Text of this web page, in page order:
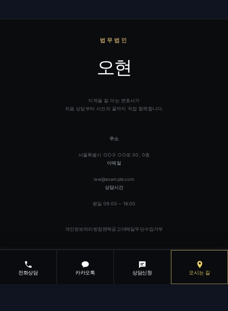
법무법인
오현
지역을 잘 아는 변호사가
처음 상담부터 사건의 끝까지 직접 함께합니다.
주소
서울특별시 ○○구 ○○로 00, 0층
이메일
law@example.com
상담시간
평일 09:00 – 18:00
개인정보처리방침면책공고이메일무단수집거부
전화상담 카카오톡 상담신청 오시는 길